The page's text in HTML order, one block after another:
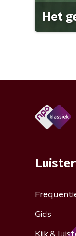
Het
Gids
Kijk &